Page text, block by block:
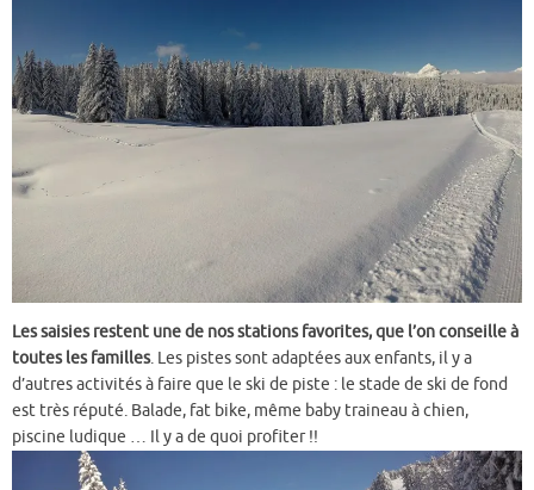
Les saisies restent une de nos stations favorites, que l’on conseille à
toutes les familles. Les pistes sont adaptées aux enfants, il y a
d’autres activités à faire que le ski de piste : le stade de ski de fond
est très réputé. Balade, fat bike, même baby traineau à chien,
piscine ludique … Il y a de quoi profiter !!